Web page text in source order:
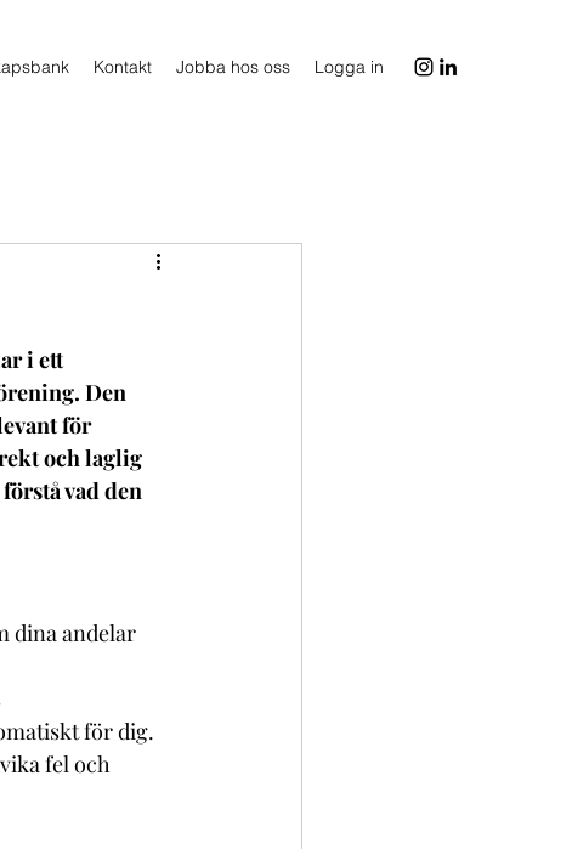
Kontakt Jobba hos oss Logga in
i ett
Den
för
och laglig
vad den
dina andelar
för dig.
fel och